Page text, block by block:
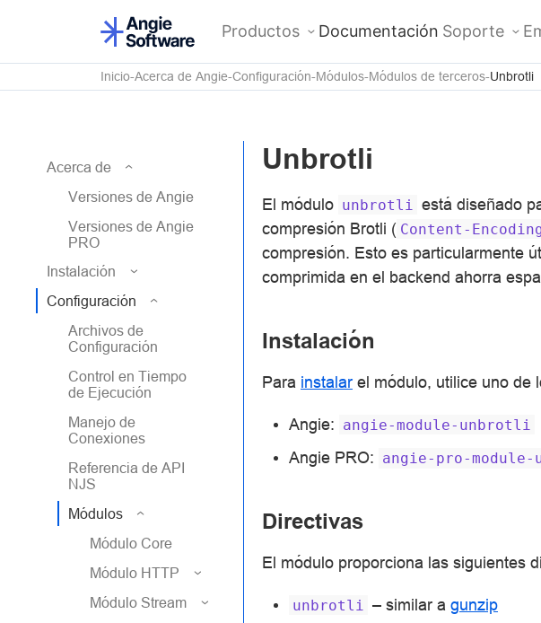
Productos Documentación Soporte
Inicio Acerca de Angie Configuración Módulos Módulos de terceros Unbrotli
Acerca de
Versiones de Angie
Versiones de Angie
PRO
Instalación
Configuración
Archivos de
Configuración
Control en Tiempo
de Ejecución
Manejo de
Conexiones
Referencia de API
NJS
Módulos
Módulo Core
Módulo HTTP
Módulo Stream
Unbrotli
El módulo unbrotli
está diseñado
compresión Brotli ( Content-
compresión. Esto es particularmente
comprimida en el backend ahorra
Instalación
Para instalar el módulo, utilice uno de
Angie: angie-module-unbrotli
Angie PRO: angie-pro-
Directivas
El módulo proporciona las siguientes
unbrotli – similar a gunzip